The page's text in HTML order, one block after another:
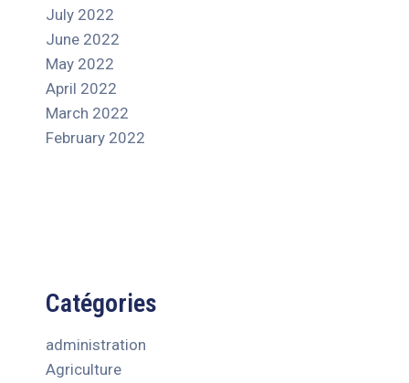
July 2022
June 2022
May 2022
April 2022
March 2022
February 2022
Catégories
administration
Agriculture